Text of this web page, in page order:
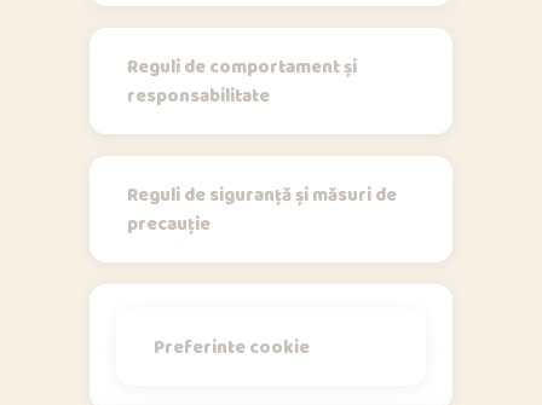
Reguli de comportament și
responsabilitate
Reguli de siguranță și măsuri de
precauție
Preferinte cookie